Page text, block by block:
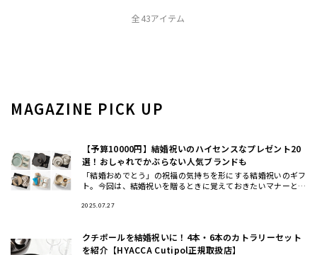
全43アイテム
MAGAZINE PICK UP
【予算10000円】結婚祝いのハイセンスなプレゼント20
選！おしゃれでかぶらない人気ブランドも
「結婚おめでとう」の祝福の気持ちを形にする結婚祝いのギフ
ト。今回は、結婚祝いを贈るときに覚えておきたいマナーと、
すめのギフト
2025.07.27
クチポールを結婚祝いに！4本・6本のカトラリーセット
を紹介【HYACCA Cutipol正規取扱店】